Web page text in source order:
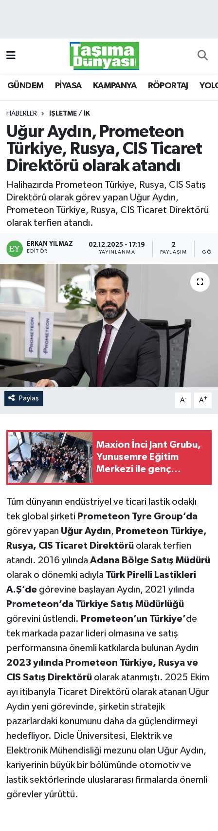
GÜNDEM PİYASA KAMPANYA RÖPORTAJ
HABERLER İŞLETME / İK
Uğur Aydın, Prometeon
Türkiye, Rusya, CIS Ticaret
Direktörü olarak atandı
Halihazırda Prometeon Türkiye, Rusya, CIS Satış
Direktörü olarak görev yapan Uğur Aydın,
Prometeon Türkiye, Rusya, CIS Ticaret Direktörü
olarak terfien atandı.
ERKAN YILMAZ
EDITÖR
02.12.2025 - 17:19
YAYINLANMA
2
PAYLAŞIM
Paylaş A- A+
Maxion İnci Jant Grubu,
Yunusemre Eğitim
Merkezi ile genç
ediyor
Tüm dünyanın endüstriyel ve ticari lastik odaklı
tek global şirketi Prometeon Tyre Group’da
görev yapan Uğur Aydın, Prometeon Türkiye,
Rusya, CIS Ticaret Direktörüolarak terfien
atandı. 2016 yılında Adana Bölge Satış Müdürü
olarak o dönemki adıyla Türk Pirelli Lastikleri
A.Ş’degörevine başlayan Aydın, 2021 yılında
Prometeon’da Türkiye Satış Müdürlüğü
görevini üstlendi. Prometeon’un Türkiye’de
tek markada pazar lideri olmasına ve satış
performansına önemli katkılarda bulunan Aydın
2023 yılında Prometeon Türkiye, Rusya ve
CIS Satış Direktörüolarak atanmıştı. 2025 Ekim
ayı itibarıyla Ticaret Direktörü olarak atanan Uğur
Aydın yeni görevinde, şirketin stratejik
pazarlardaki konumunu daha da güçlendirmeyi
hedefliyor. Dicle Üniversitesi, Elektrik ve
Elektronik Mühendisliği mezunu olan Uğur Aydın,
kariyerinin büyük bir bölümünde otomotiv ve
lastik sektörlerinde uluslararası firmalarda önemli
görevler yürüttü.
KAMPANYA
RÖPORTAJ
YOLCU TAŞIMA
LOJİSTİK
E-GAZETE
TAŞITLAR
Trafik Durumu
Süper Lig Puan Durumu ve Fikstür
Tüm Manşetler
Son Dakika Haberleri
Haber Arşivi